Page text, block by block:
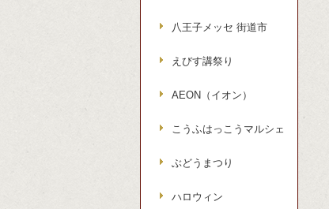
八王子メッセ 街道市
えびす講祭り
AEON（イオン）
こうふはっこうマルシェ
ぶどうまつり
ハロウィン